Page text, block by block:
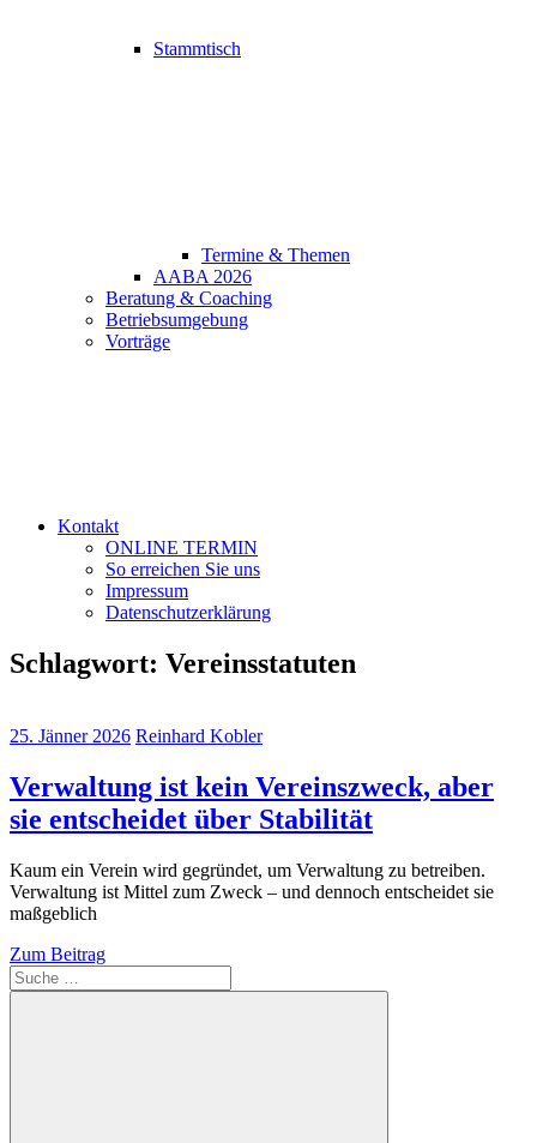
Stammtisch
Termine & Themen
AABA 2026
Beratung & Coaching
Betriebsumgebung
Vorträge
Kontakt
ONLINE TERMIN
So erreichen Sie uns
Impressum
Datenschutzerklärung
Schlagwort: Vereinsstatuten
25. Jänner 2026 Reinhard Kobler
Verwaltung ist kein Vereinszweck, aber
sie entscheidet über Stabilität
Kaum ein Verein wird gegründet, um Verwaltung zu betreiben.
Verwaltung ist Mittel zum Zweck – und dennoch entscheidet sie
maßgeblich
Zum Beitrag